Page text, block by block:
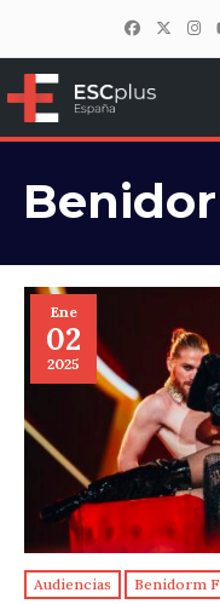
ESCplus
Ene
02
2025
Audiencias Benidorm